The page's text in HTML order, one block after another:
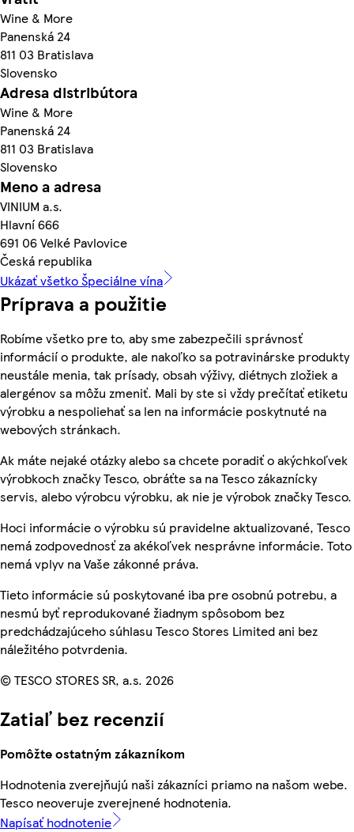
Wine & More
Panenská 24
811 03 Bratislava
Slovensko
Adresa distribútora
Wine & More
Panenská 24
811 03 Bratislava
Slovensko
Meno a adresa
VINIUM a.s.
Hlavní 666
691 06 Velké Pavlovice
Česká republika
Ukázať všetko Špeciálne vína
Príprava a použitie
Robíme všetko pre to, aby sme zabezpečili správnosť
informácií o produkte, ale nakoľko sa potravinárske produkty
neustále menia, tak prísady, obsah výživy, diétnych zložiek a
alergénov sa môžu zmeniť. Mali by ste si vždy prečítať etiketu
výrobku a nespoliehať sa len na informácie poskytnuté na
webových stránkach.
Ak máte nejaké otázky alebo sa chcete poradiť o akýchkoľvek
výrobkoch značky Tesco, obráťte sa na Tesco zákaznícky
servis, alebo výrobcu výrobku, ak nie je výrobok značky Tesco.
Hoci informácie o výrobku sú pravidelne aktualizované, Tesco
nemá zodpovednosť za akékoľvek nesprávne informácie. Toto
nemá vplyv na Vaše zákonné práva.
Tieto informácie sú poskytované iba pre osobnú potrebu, a
nesmú byť reprodukované žiadnym spôsobom bez
predchádzajúceho súhlasu Tesco Stores Limited ani bez
náležitého potvrdenia.
© TESCO STORES SR, a.s. 2026
Zatiaľ bez recenzií
Pomôžte ostatným zákazníkom
Hodnotenia zverejňujú naši zákazníci priamo na našom webe.
Tesco neoveruje zverejnené hodnotenia.
Napísať hodnotenie